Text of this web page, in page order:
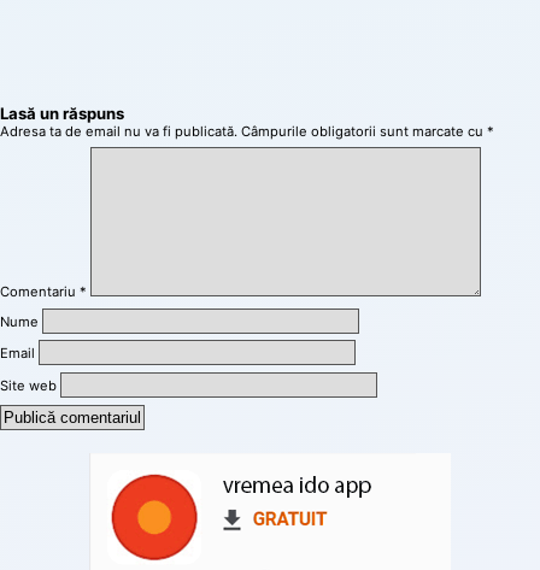
Lasă un răspuns
Adresa ta de email nu va fi publicată. Câmpurile obligatorii sunt marcate cu *
Comentariu *
Nume
Email
Site web